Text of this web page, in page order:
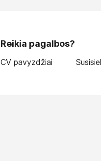
Reikia pagalbos?
CV pavyzdžiai